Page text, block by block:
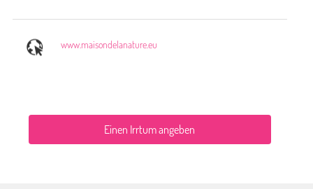
www.maisondelanature.eu
Einen Irrtum angeben